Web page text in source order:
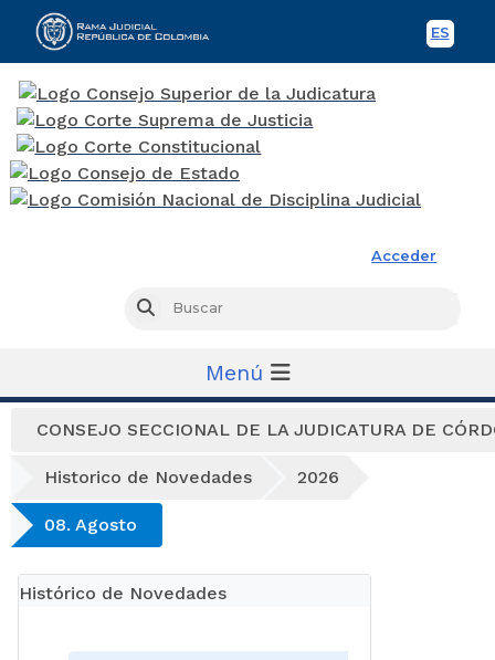
ES
Acceder
Buscar
Menú
CONSEJO SECCIONAL DE LA JUDICATURA DE
Historico de Novedades 2026
08. Agosto
Histórico de Novedades